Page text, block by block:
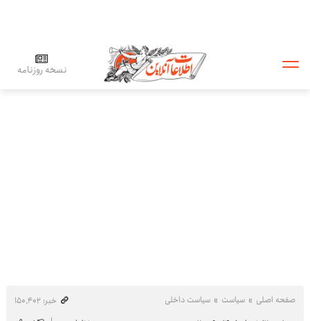
نسخه روزنامه
صفحه اصلی سیاست سیاست داخلی
خبر: ۱۵۰٬۴۰۲